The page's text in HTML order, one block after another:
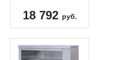
18 792 руб.